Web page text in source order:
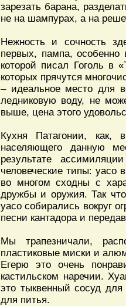
зарезать барана,
не на шампурах, а на
Нежность и сочность
первых, пампа, особенно
которой писал Гоголь в
которых прячутся
– идеальное место для
ледниковую воду, не
выше, цена этого
Кухня Патагонии, как,
населяющего данную
результате
человеческие типы: уасо
во многом сходны с
дружбы и оружия. Так
уасо собирались вокруг
песни кантадора и
Мы трапезничали,
пластиковые миски и
Егерю это очень
кастильском наречии.
это тыквенный сосуд
для питья.